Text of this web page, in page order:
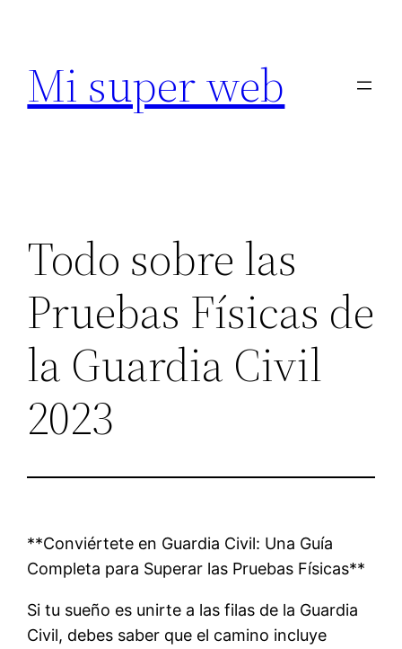
contenido
Mi super web
Todo sobre las
Pruebas Físicas de
la Guardia Civil
2023
**Conviértete en Guardia Civil: Una Guía
Completa para Superar las Pruebas Físicas**
Si tu sueño es unirte a las filas de la Guardia
Civil, debes saber que el camino incluye